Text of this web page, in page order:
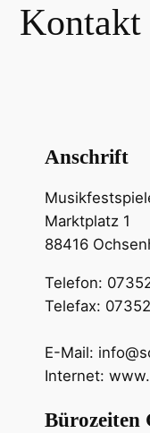
Kontakt
Anschrift
Marktplatz 1
88416
Telefon:
Telefax:
E-Mail:
Internet:
Bürozeiten